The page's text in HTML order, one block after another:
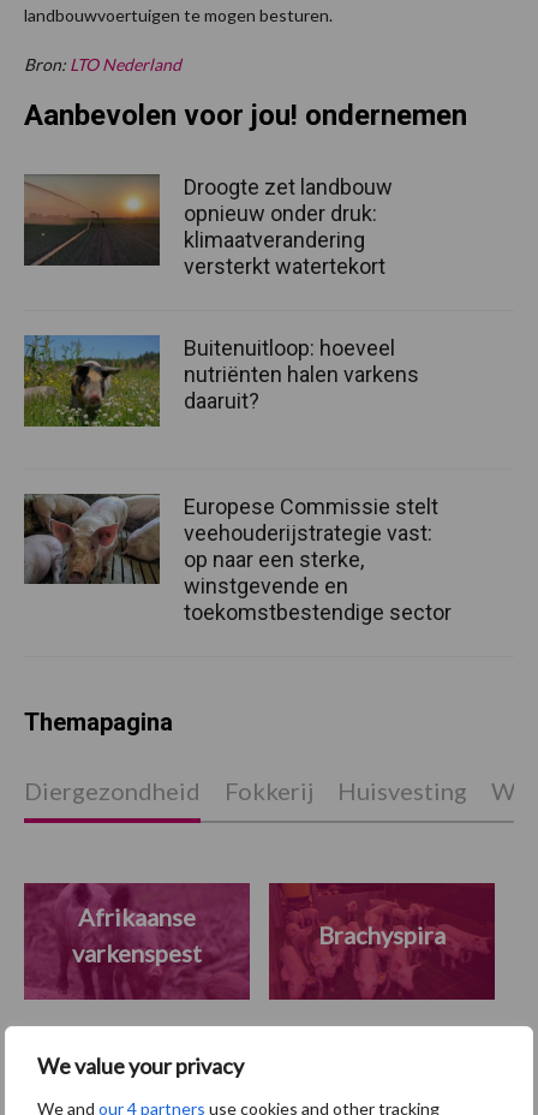
We value your privacy
We and our 4 partners use cookies and other tracking
landbouwvoertuigen te mogen besturen.
Bron: LTO Nederland
Aanbevolen voor jou! ondernemen
Droogte zet landbouw
opnieuw onder druk:
klimaatverandering
versterkt watertekort
Buitenuitloop: hoeveel
nutriënten halen varkens
daaruit?
Europese Commissie stelt
veehouderijstrategie vast:
op naar een sterke,
winstgevende en
toekomstbestendige sector
Themapagina
Diergezondheid Fokkerij Huisvesting
Afrikaanse
varkenspest
Brachyspira
Toon meer